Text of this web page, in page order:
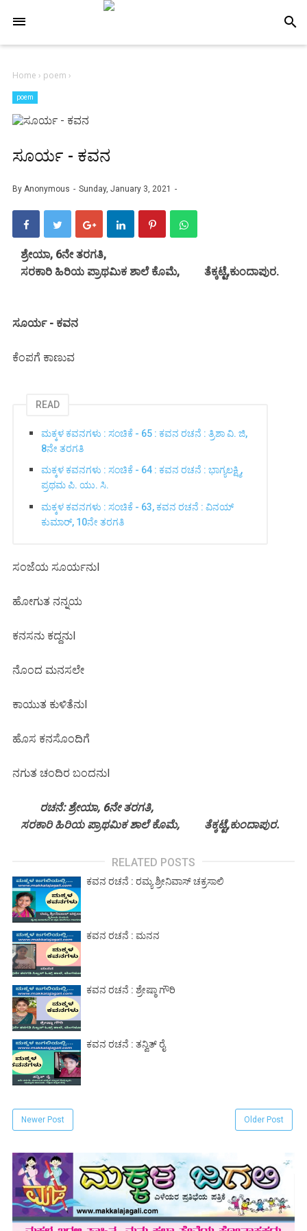
search
Home › poem ›
poem
ಸೂರ್ಯ - ಕವನ
By Anonymous Sunday, January 3, 2021
ಶ್ರೇಯಾ, 6ನೇ ತರಗತಿ,
ಸರಕಾರಿ ಹಿರಿಯ ಪ್ರಾಥಮಿಕ ಶಾಲೆ ಕೊಮೆ, ತೆಕ್ಕಟ್ಟೆ,ಕುಂದಾಪುರ.
ಸೂರ್ಯ - ಕವನ
ಕೆಂಪಗೆ ಕಾಣುವ
READ
ಮಕ್ಕಳ ಕವನಗಳು : ಸಂಚಿಕೆ - 65 : ಕವನ ರಚನೆ : ತ್ರಿಶಾ ವಿ. ಜಿ,
8ನೇ ತರಗತಿ
ಮಕ್ಕಳ ಕವನಗಳು : ಸಂಚಿಕೆ - 64 : ಕವನ ರಚನೆ : ಭಾಗ್ಯಲಕ್ಷ್ಮಿ,
ಪ್ರಥಮ ಪಿ. ಯು. ಸಿ.
ಮಕ್ಕಳ ಕವನಗಳು : ಸಂಚಿಕೆ - 63, ಕವನ ರಚನೆ : ವಿನಯ್
ಕುಮಾರ್, 10ನೇ ತರಗತಿ
ಸಂಜೆಯ ಸೂರ್ಯನುI
ಹೋಗುತ ನನ್ನಯ
ಕನಸನು ಕದ್ದನುI
ನೊಂದ ಮನಸಲೇ
ಕಾಯುತ ಕುಳಿತೆನುI
ಹೊಸ ಕನಸೊಂದಿಗೆ
ನಗುತ ಚಂದಿರ ಬಂದನುI
ರಚನೆ: ಶ್ರೇಯಾ, 6ನೇ ತರಗತಿ,
ಸರಕಾರಿ ಹಿರಿಯ ಪ್ರಾಥಮಿಕ ಶಾಲೆ ಕೊಮೆ, ತೆಕ್ಕಟ್ಟೆ,ಕುಂದಾಪುರ.
RELATED POSTS
ಕವನ ರಚನೆ : ರಮ್ಯ ಶ್ರೀನಿವಾಸ್ ಚಕ್ರಸಾಲಿ
ಕವನ ರಚನೆ : ಮನನ
ಕವನ ರಚನೆ : ಶ್ರೇಷ್ಠಾ ಗೌರಿ
ಕವನ ರಚನೆ : ತನ್ವಿತ್ ರೈ
Newer Post Older Post